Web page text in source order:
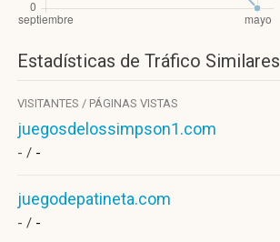
Estadísticas de Tráfico Similares
VISITANTES / PÁGINAS VISTAS
juegosdelossimpson1.com
- / -
juegodepatineta.com
- / -